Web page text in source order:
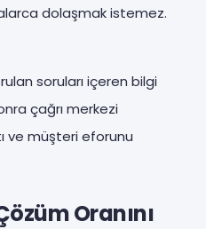
dolaşmak istemez.
soruları içeren bilgi
çağrı merkezi
ve müşteri eforunu
Oranını